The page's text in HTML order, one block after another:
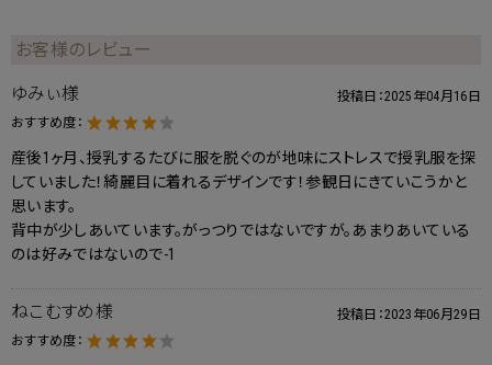
お客様のレビュー
ゆみぃ様 投稿日：2025年04月16日
おすすめ度：
産後1ヶ月、授乳するたびに服を脱ぐのが地味にストレスで授乳服を探
していました！綺麗目に着れるデザインです！参観日にきていこうかと
思います。
背中が少しあいています。がっつりではないですが。あまりあいている
のは好みではないので-1
ねこむすめ様 投稿日：2023年06月29日
おすすめ度：